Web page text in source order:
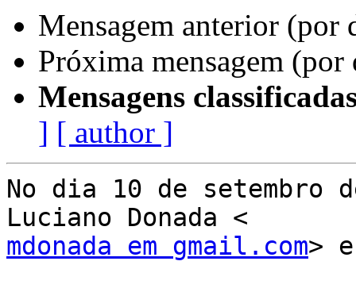
Mensagem anterior (por
Próxima mensagem
Mensagens
] [ author ]
No dia 10 de setembro
mdonada em gmail.com>